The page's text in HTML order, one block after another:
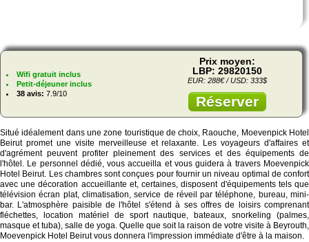
Wifi gratuit inclus
Petit-déjeuner inclus
38 avis: 7.9/10
Prix moyen:
LBP: 29820150
EUR: 288€ / USD: 333$
Réserver
Situé idéalement dans une zone touristique de choix, Raouche, Moevenpick Hotel
Beirut promet une visite merveilleuse et relaxante. Les voyageurs d'affaires et
d'agrément peuvent profiter pleinement des services et des équipements de
l'hôtel. Le personnel dédié, vous accueilla et vous guidera à travers Moevenpick
Hotel Beirut. Les chambres sont conçues pour fournir un niveau optimal de confort
avec une décoration accueillante et, certaines, disposent d'équipements tels que
télévision écran plat, climatisation, service de réveil par téléphone, bureau, mini-
bar. L'atmosphère paisible de l'hôtel s'étend à ses offres de loisirs comprenant
fléchettes, location matériel de sport nautique, bateaux, snorkeling (palmes,
masque et tuba), salle de yoga. Quelle que soit la raison de votre visite à Beyrouth,
Moevenpick Hotel Beirut vous donnera l'impression immédiate d'être à la maison.